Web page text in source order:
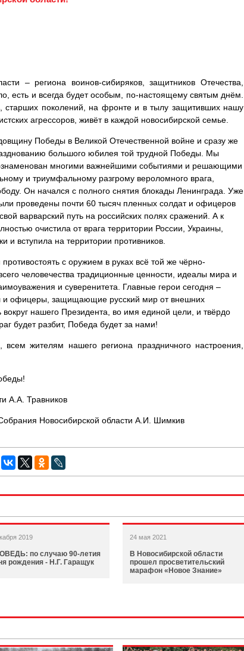
– региона воинов-сибиряков, защитников Отечества,
есть и всегда будет особым, по-настоящему святым днём.
старших поколений, на фронте и в тылу защитивших нашу
агрессоров, живёт в каждой новосибирской семье.
Победы в Великой Отечественной войне и сразу же
большого юбилея той трудной Победы. Мы
многими важнейшими событиями и решающими
и триумфальному разгрому вероломного врага,
Он начался с полного снятия блокады Ленинграда. Уже
проведены почти 60 тысяч пленных солдат и офицеров
варварский путь на российских полях сражений. А к
очистила от врага территории России, Украины,
и вступила на территории противников.
с оружием в руках всё той же чёрно-
человечества традиционные ценности, идеалы мира и
и суверенитета. Главные герои сегодня –
и офицеры, защищающие русский мир от внешних
вокруг нашего Президента, во имя единой цели, и твёрдо
будет разбит, Победа будет за нами!
жителям нашего региона праздничного настроения,
А.А. Травников
Новосибирской области А.И. Шимкив
2019
по случаю 90-летия
рождения - Н.Г. Гаращук
24 мая 2021
В Новосибирской области
прошел просветительский
марафон «Новое Знание»